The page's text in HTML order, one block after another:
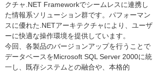
クチャ.NET Frameworkでシームレスに連携し
た情報系ソリューション群です。パフォーマン
スに優れた.NETアーキテクチャにより、ユーザ
ーに快適な操作環境を提供しています。
今回、各製品のバージョンアップを行うことで
データベースをMicrosoft SQL Server 2000に統
一し、既存システムとの融合や、本格的